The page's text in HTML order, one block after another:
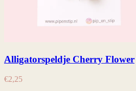
Alligatorspeldje Cherry Flower
€2,25